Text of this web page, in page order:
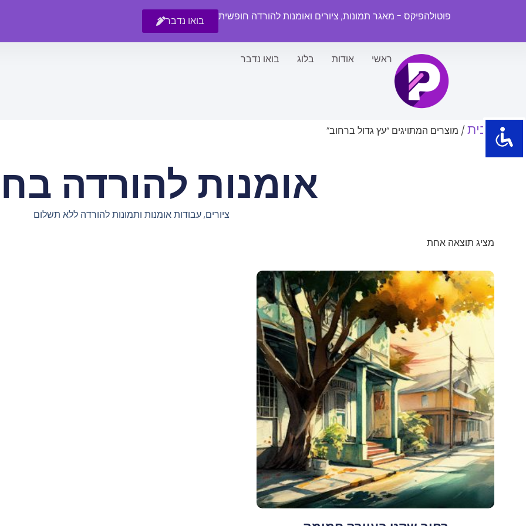
פוטולהפיקס - מאגר תמונות, ציורים ואומנות להורדה חופשית בואו נדבר
ראשי אודות בלוג בואו נדבר
עמוד הבית / מוצרים המתויגים “עץ גדול ברחוב”
אומנות להורדה
ציורים, עבודות אומנות ותמונות להורדה ללא תשלום
מציג תוצאה אחת